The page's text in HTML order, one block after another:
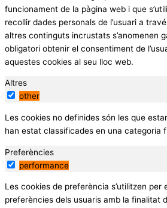
funcionament de la pàgina web i que
recollir dades personals de l’usuari a
altres continguts incrustats s’anomenen
obligatori obtenir el consentiment de
aquestes cookies al seu lloc web.
Altres
other
Les cookies no definides són les que
han estat classificades en una categoria
Preferències
performance
Les cookies de preferència s’utilitzen per
preferències dels usuaris amb la finalitat